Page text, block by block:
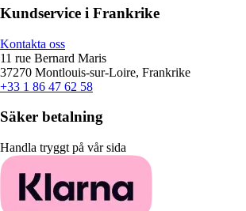
Kundservice i Frankrike
Kontakta oss
11 rue Bernard Maris
37270 Montlouis-sur-Loire, Frankrike
+33 1 86 47 62 58
Säker betalning
Handla tryggt på vår sida